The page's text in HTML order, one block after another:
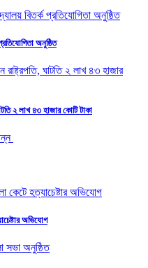
অনুষ্ঠিত
২ লাখ ৪৩ হাজার কোটি টাকা
অভিযোগ